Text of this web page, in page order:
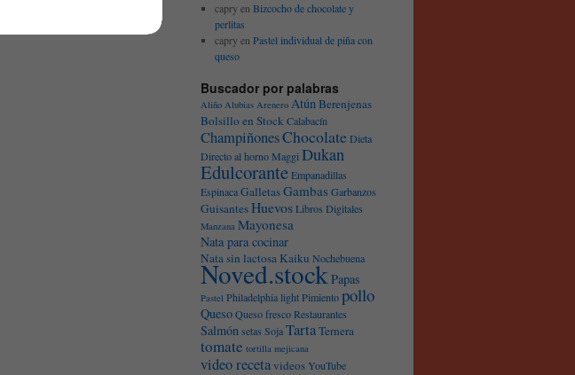
capry en Bizcocho de chocolate y
perlitas
capry en Pastel individual de piña con
queso
Buscador por palabras
Aliño Alubias Arenero AtúnBerenjenas
Bolsillo en Stock Calabacín
ChampiñonesChocolateDieta
Directo al horno Maggi Dukan
EdulcoranteEmpanadillas
EspinacaGalletasGambas Garbanzos
GuisantesHuevosLibros Digitales
Manzana Mayonesa
Nata para cocinar
Nata sin lactosa Kaiku Nochebuena
Noved.stockPapas
Pastel Philadelphia lightPimientopollo
QuesoQueso frescoRestaurantes
Salmónsetas SojaTartaTernera
tomate tortilla mejicana
video recetavideosYouTube